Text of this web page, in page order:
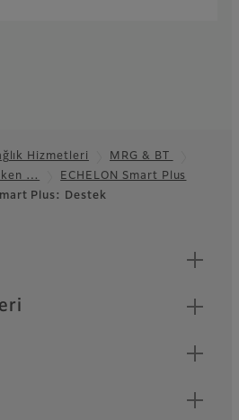
Hizmetleri
MRG & BT
…
ECHELON Smart Plus
Plus: Destek